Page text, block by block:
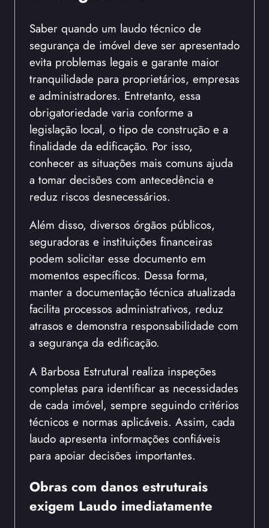
Saber quando um laudo técnico de
segurança de imóvel deve ser apresentado
evita problemas legais e garante maior
tranquilidade para proprietários, empresas
e administradores. Entretanto, essa
obrigatoriedade varia conforme a
legislação local, o tipo de construção e a
finalidade da edificação. Por isso,
conhecer as situações mais comuns ajuda
a tomar decisões com antecedência e
reduz riscos desnecessários.
Além disso, diversos órgãos públicos,
seguradoras e instituições financeiras
podem solicitar esse documento em
momentos específicos. Dessa forma,
manter a documentação técnica atualizada
facilita processos administrativos, reduz
atrasos e demonstra responsabilidade com
a segurança da edificação.
A Barbosa Estrutural realiza inspeções
completas para identificar as necessidades
de cada imóvel, sempre seguindo critérios
técnicos e normas aplicáveis. Assim, cada
laudo apresenta informações confiáveis
para apoiar decisões importantes.
Obras com danos estruturais
exigem Laudo imediatamente